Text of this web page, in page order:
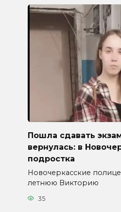
Пошла сдавать
вернулась: в
подростка
Новочеркасские
летнюю Викторию
35